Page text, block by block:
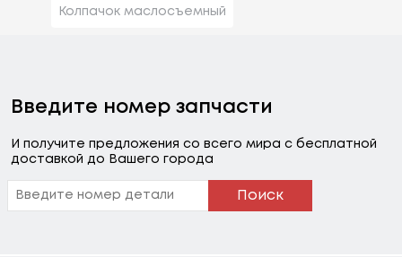
Колпачок маслосъемный
Введите номер запчасти
И получите предложения со всего мира с бесплатной
доставкой до Вашего города
Поиск